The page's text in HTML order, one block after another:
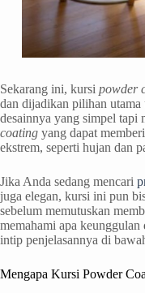
Sekarang ini, kursi powder
dan dijadikan pilihan utama
desainnya yang simpel
coating yang dapat
ekstrem, seperti hujan dan
Jika Anda sedang mencari
juga elegan, kursi ini pun
sebelum memutuskan
memahami apa
intip penjelasannya di
Mengapa Kursi Powder